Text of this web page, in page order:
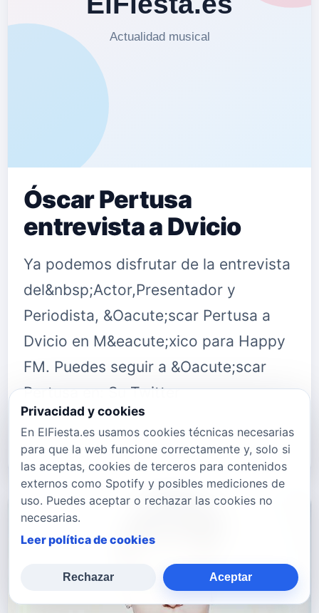
Óscar Pertusa
entrevista a Dvicio
Ya podemos disfrutar de la entrevista
del&nbsp;Actor,Presentador y
Periodista, &Oacute;scar Pertusa a
Dvicio en M&eacute;xico para Happy
FM. Puedes seguir a &Oacute;scar
Pertusa en: Su Twitter
twitter.com/OscarPertusa Su Canal de
Youtube {f…
Privacidad y cookies
En ElFiesta.es usamos cookies técnicas necesarias
para que la web funcione correctamente y, solo si
las aceptas, cookies de terceros para contenidos
externos como Spotify y posibles mediciones de
uso. Puedes aceptar o rechazar las cookies no
necesarias.
Leer política de cookies
Rechazar Aceptar